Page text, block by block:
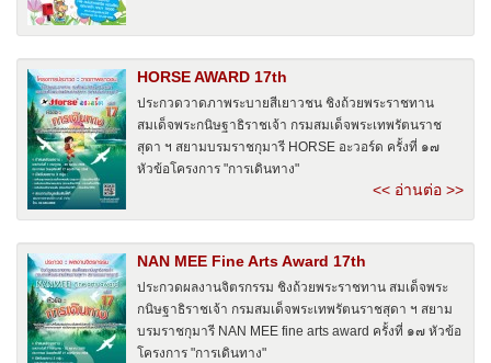
HORSE AWARD 17th
ประกวดวาดภาพระบายสีเยาวชน ชิงถ้วยพระราชทาน
สมเด็จพระกนิษฐาธิราชเจ้า กรมสมเด็จพระเทพรัตนราช
สุดา ฯ สยามบรมราชกุมารี HORSE อะวอร์ด ครั้งที่ ๑๗
หัวข้อโครงการ "การเดินทาง"
<< อ่านต่อ >>
NAN MEE Fine Arts Award 17th
ประกวดผลงานจิตรกรรม ชิงถ้วยพระราชทาน สมเด็จพระ
กนิษฐาธิราชเจ้า กรมสมเด็จพระเทพรัตนราชสุดา ฯ สยาม
บรมราชกุมารี NAN MEE fine arts award ครั้งที่ ๑๗ หัวข้อ
โครงการ "การเดินทาง"